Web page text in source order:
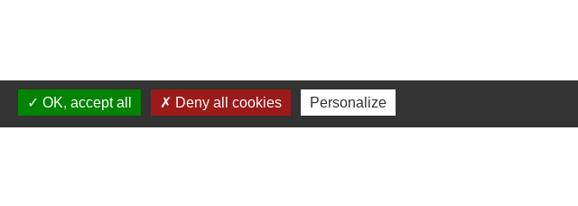
OK, accept all Deny all cookies Personalize